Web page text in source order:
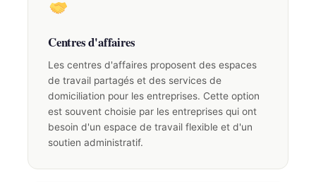
Centres d'affaires
Les centres d'affaires proposent des espaces
de travail partagés et des services de
domiciliation pour les entreprises. Cette option
est souvent choisie par les entreprises qui ont
besoin d'un espace de travail flexible et d'un
soutien administratif.